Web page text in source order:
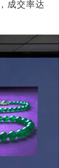
成交率达